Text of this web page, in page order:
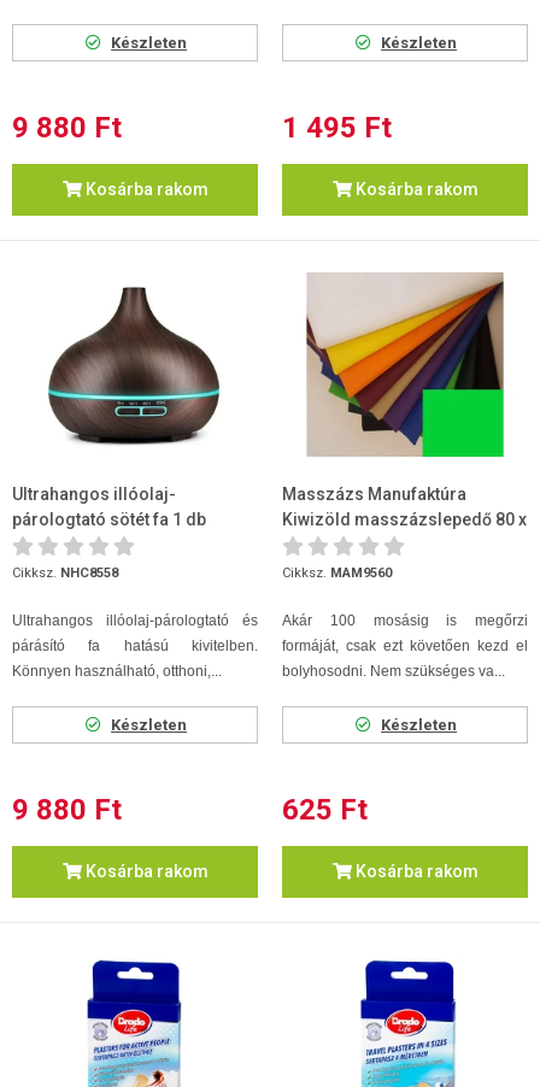
Készleten
9 880 Ft
Kosárba rakom
Készleten
1 495 Ft
Kosárba rakom
Ultrahangos illóolaj-
párologtató sötét fa 1 db
Cikksz. NHC8558
Ultrahangos illóolaj-párologtató és
párásító fa hatású kivitelben.
Könnyen használható, otthoni,...
Készleten
9 880 Ft
Kosárba rakom
Masszázs Manufaktúra
Kiwizöld masszázslepedő 80 x
200
Cikksz. MAM9560
Akár 100 mosásig is megőrzi
formáját, csak ezt követően kezd el
bolyhosodni. Nem szükséges va...
Készleten
625 Ft
Kosárba rakom